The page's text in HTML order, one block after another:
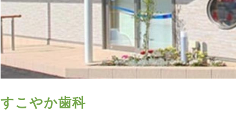
すこやか歯科